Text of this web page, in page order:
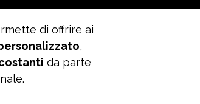
di offrire ai
,
da parte